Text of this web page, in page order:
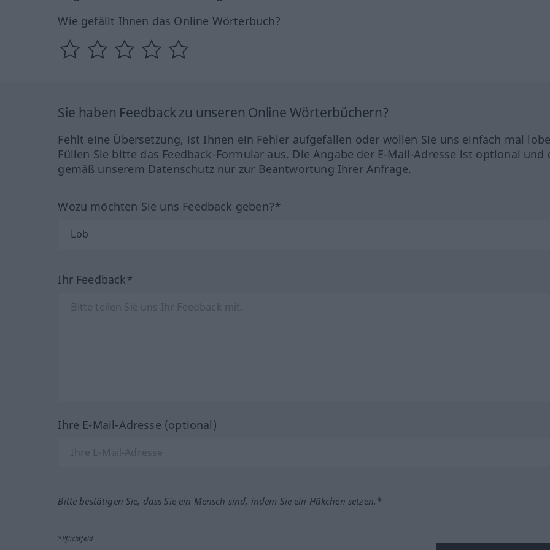
Wie gefällt Ihnen das Online Wörterbuch?
Sie haben Feedback zu unseren Online Wörterbüchern?
Fehlt eine Übersetzung, ist Ihnen ein Fehler aufgefallen oder wollen Sie uns einfach mal
Füllen Sie bitte das Feedback-Formular aus. Die Angabe der E-Mail-Adresse ist optional und
gemäß unserem Datenschutz nur zur Beantwortung Ihrer Anfrage.
Wozu möchten Sie uns Feedback geben?*
Ihr Feedback*
Ihre E-Mail-Adresse (optional)
Bitte bestätigen Sie, dass Sie ein Mensch sind, indem Sie ein Häkchen setzen.*
*Pflichtfeld